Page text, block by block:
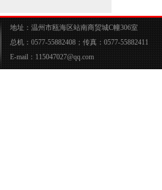
地址：温州市瓯海区站南商贸城C幢306室
总机：0577-55882408；传真：0577-55882411
E-mail：115047027@qq.com